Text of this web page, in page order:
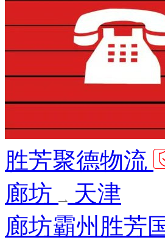
胜芳聚德物流
廊坊
天津
廊坊霸州胜芳